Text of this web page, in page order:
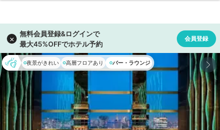
夜景がきれい 高層フロアあり バー・ラウンジ